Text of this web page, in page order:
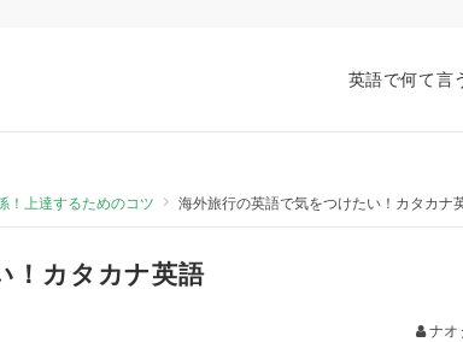
英語で何て言
！上達するためのコツ 海外旅行の英語で気をつけたい！カタカナ
！カタカナ英語
ナオ